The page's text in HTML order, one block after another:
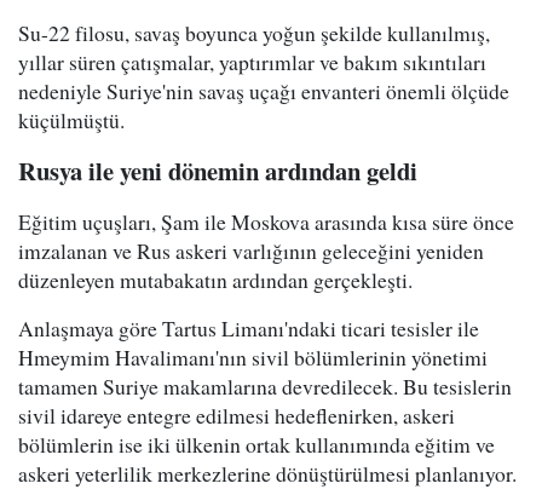
Su-22 filosu, savaş boyunca yoğun şekilde kullanılmış,
yıllar süren çatışmalar, yaptırımlar ve bakım sıkıntıları
nedeniyle Suriye'nin savaş uçağı envanteri önemli ölçüde
küçülmüştü.
Rusya ile yeni dönemin ardından geldi
Eğitim uçuşları, Şam ile Moskova arasında kısa süre önce
imzalanan ve Rus askeri varlığının geleceğini yeniden
düzenleyen mutabakatın ardından gerçekleşti.
Anlaşmaya göre Tartus Limanı'ndaki ticari tesisler ile
Hmeymim Havalimanı'nın sivil bölümlerinin yönetimi
tamamen Suriye makamlarına devredilecek. Bu tesislerin
sivil idareye entegre edilmesi hedeflenirken, askeri
bölümlerin ise iki ülkenin ortak kullanımında eğitim ve
askeri yeterlilik merkezlerine dönüştürülmesi planlanıyor.